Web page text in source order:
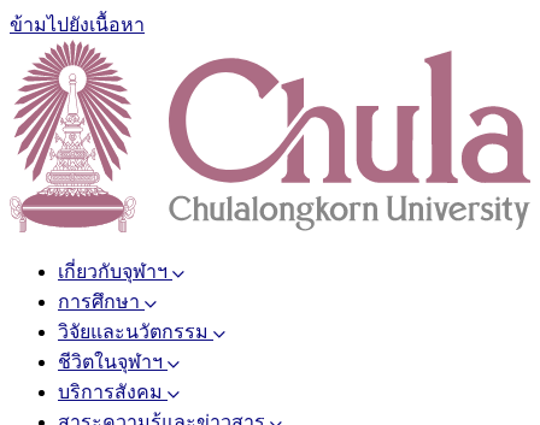
ข้ามไปยังเนื้อหา
เกี่ยวกับจุฬาฯ
การศึกษา
วิจัยและนวัตกรรม
ชีวิตในจุฬาฯ
บริการสังคม